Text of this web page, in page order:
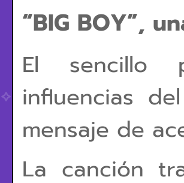
“BIG BOY”,
El sencillo
influencias
mensaje de
La canción